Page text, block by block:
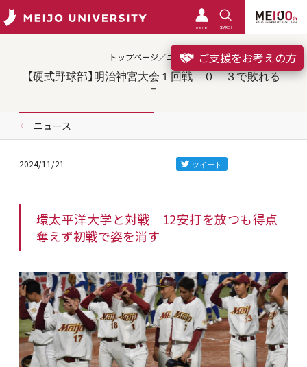
meimo SEARCH
ご支援をお考えの方
トップページ／ニュース
【硬式野球部】明治神宮大会１回戦 ０―３で敗れる
ニュース
2024/11/21
環太平洋大学と対戦 12安打を放つも得点
奪えず初戦で姿を消す